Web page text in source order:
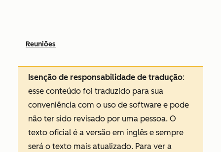
Reuniões
Isenção de responsabilidade de tradução:
esse conteúdo foi traduzido para sua
conveniência com o uso de software e pode
não ter sido revisado por uma pessoa. O
texto oficial é a versão em inglês e sempre
será o texto mais atualizado. Para ver a